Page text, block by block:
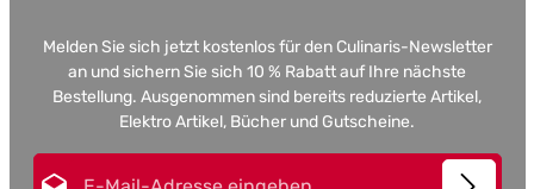
Melden Sie sich jetzt kostenlos für den Culinaris-Newsletter
an und sichern Sie sich 10 % Rabatt auf Ihre nächste
Bestellung. Ausgenommen sind bereits reduzierte Artikel,
Elektro Artikel, Bücher und Gutscheine.